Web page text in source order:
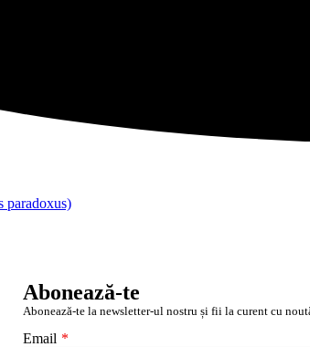
paradoxus)
Abonează-te
Abonează-te la newsletter-ul nostru și fii la curent cu
Email *